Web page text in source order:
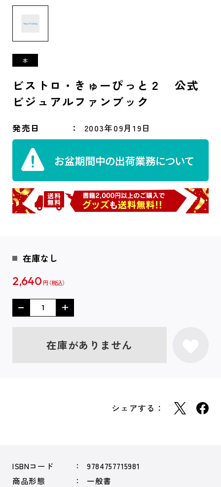
ビストロ・きゅーぴっと２ 公式
ビジュアルファンブック
発売日 2003年09月19日
在庫なし
2,640 円
在庫がありません
シェアする：
ISBNコード
9784757715981
商品形態
一般書